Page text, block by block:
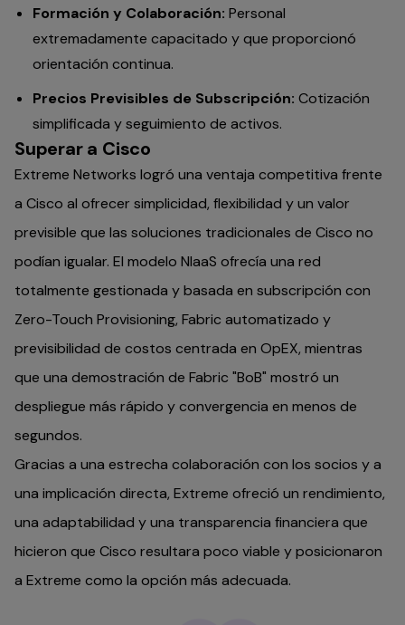
Formación y Colaboración: Personal
extremadamente capacitado y que proporcionó
orientación continua.
Precios Previsibles de Subscripción: Cotización
simplificada y seguimiento de activos.
Superar a Cisco
Extreme Networks logró una ventaja competitiva frente
a Cisco al ofrecer simplicidad, flexibilidad y un valor
previsible que las soluciones tradicionales de Cisco no
podían igualar. El modelo NIaaS ofrecía una red
totalmente gestionada y basada en subscripción con
Zero-Touch Provisioning, Fabric automatizado y
previsibilidad de costos centrada en OpEX, mientras
que una demostración de Fabric "BoB" mostró un
despliegue más rápido y convergencia en menos de
segundos.
Gracias a una estrecha colaboración con los socios y a
una implicación directa, Extreme ofreció un rendimiento,
una adaptabilidad y una transparencia financiera que
hicieron que Cisco resultara poco viable y posicionaron
a Extreme como la opción más adecuada.